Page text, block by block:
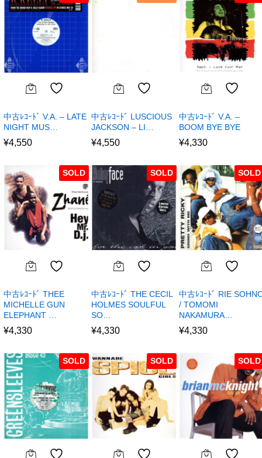
中古ﾚｺｰﾄﾞ V.A. – LATE
NIGHT MUS…
¥4,550
中古ﾚｺｰﾄﾞ LUSCIOUS
JACKSON – LI…
¥4,550
中古ﾚｺｰﾄﾞ V.A. –
BOOM BYE BYE
¥4,330
SOLD
中古ﾚｺｰﾄﾞ THEE
MICHELLE GUN
ELEPHANT …
¥4,330
SOLD
中古ﾚｺｰﾄﾞ THE CECIL
HOLMES SOULFUL
SO…
¥4,330
SOLD
中古ﾚｺｰﾄﾞ RIE
/ TOMOMI
NAKAMURA…
¥4,330
SOLD SOLD SOLD